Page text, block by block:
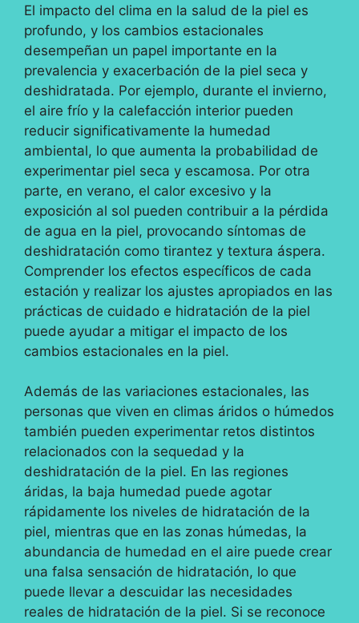
El impacto del clima en la salud de la piel es
profundo, y los cambios estacionales
desempeñan un papel importante en la
prevalencia y exacerbación de la piel seca y
deshidratada. Por ejemplo, durante el invierno,
el aire frío y la calefacción interior pueden
reducir significativamente la humedad
ambiental, lo que aumenta la probabilidad de
experimentar piel seca y escamosa. Por otra
parte, en verano, el calor excesivo y la
exposición al sol pueden contribuir a la pérdida
de agua en la piel, provocando síntomas de
deshidratación como tirantez y textura áspera.
Comprender los efectos específicos de cada
estación y realizar los ajustes apropiados en las
prácticas de cuidado e hidratación de la piel
puede ayudar a mitigar el impacto de los
cambios estacionales en la piel.
Además de las variaciones estacionales, las
personas que viven en climas áridos o húmedos
también pueden experimentar retos distintos
relacionados con la sequedad y la
deshidratación de la piel. En las regiones
áridas, la baja humedad puede agotar
rápidamente los niveles de hidratación de la
piel, mientras que en las zonas húmedas, la
abundancia de humedad en el aire puede crear
una falsa sensación de hidratación, lo que
puede llevar a descuidar las necesidades
reales de hidratación de la piel. Si se reconoce